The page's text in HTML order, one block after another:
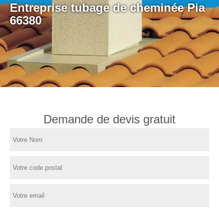
Entreprise tubage de cheminée Pia
66380
Demande de devis gratuit